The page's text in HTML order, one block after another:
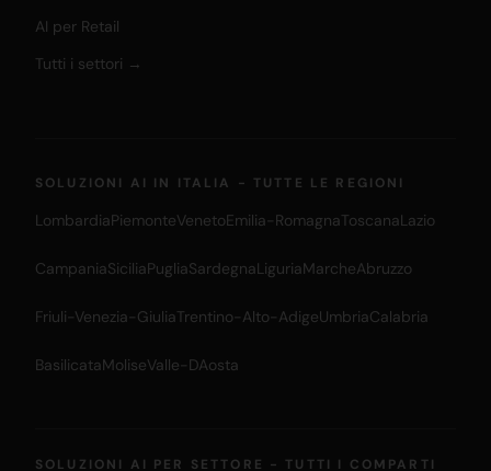
AI per Retail
Tutti i settori →
SOLUZIONI AI IN ITALIA - TUTTE LE REGIONI
LombardiaPiemonteVenetoEmilia-RomagnaToscanaLazio
CampaniaSiciliaPugliaSardegnaLiguriaMarcheAbruzzo
Friuli-Venezia-GiuliaTrentino-Alto-AdigeUmbriaCalabria
BasilicataMoliseValle-DAosta
SOLUZIONI AI PER SETTORE - TUTTI I COMPARTI